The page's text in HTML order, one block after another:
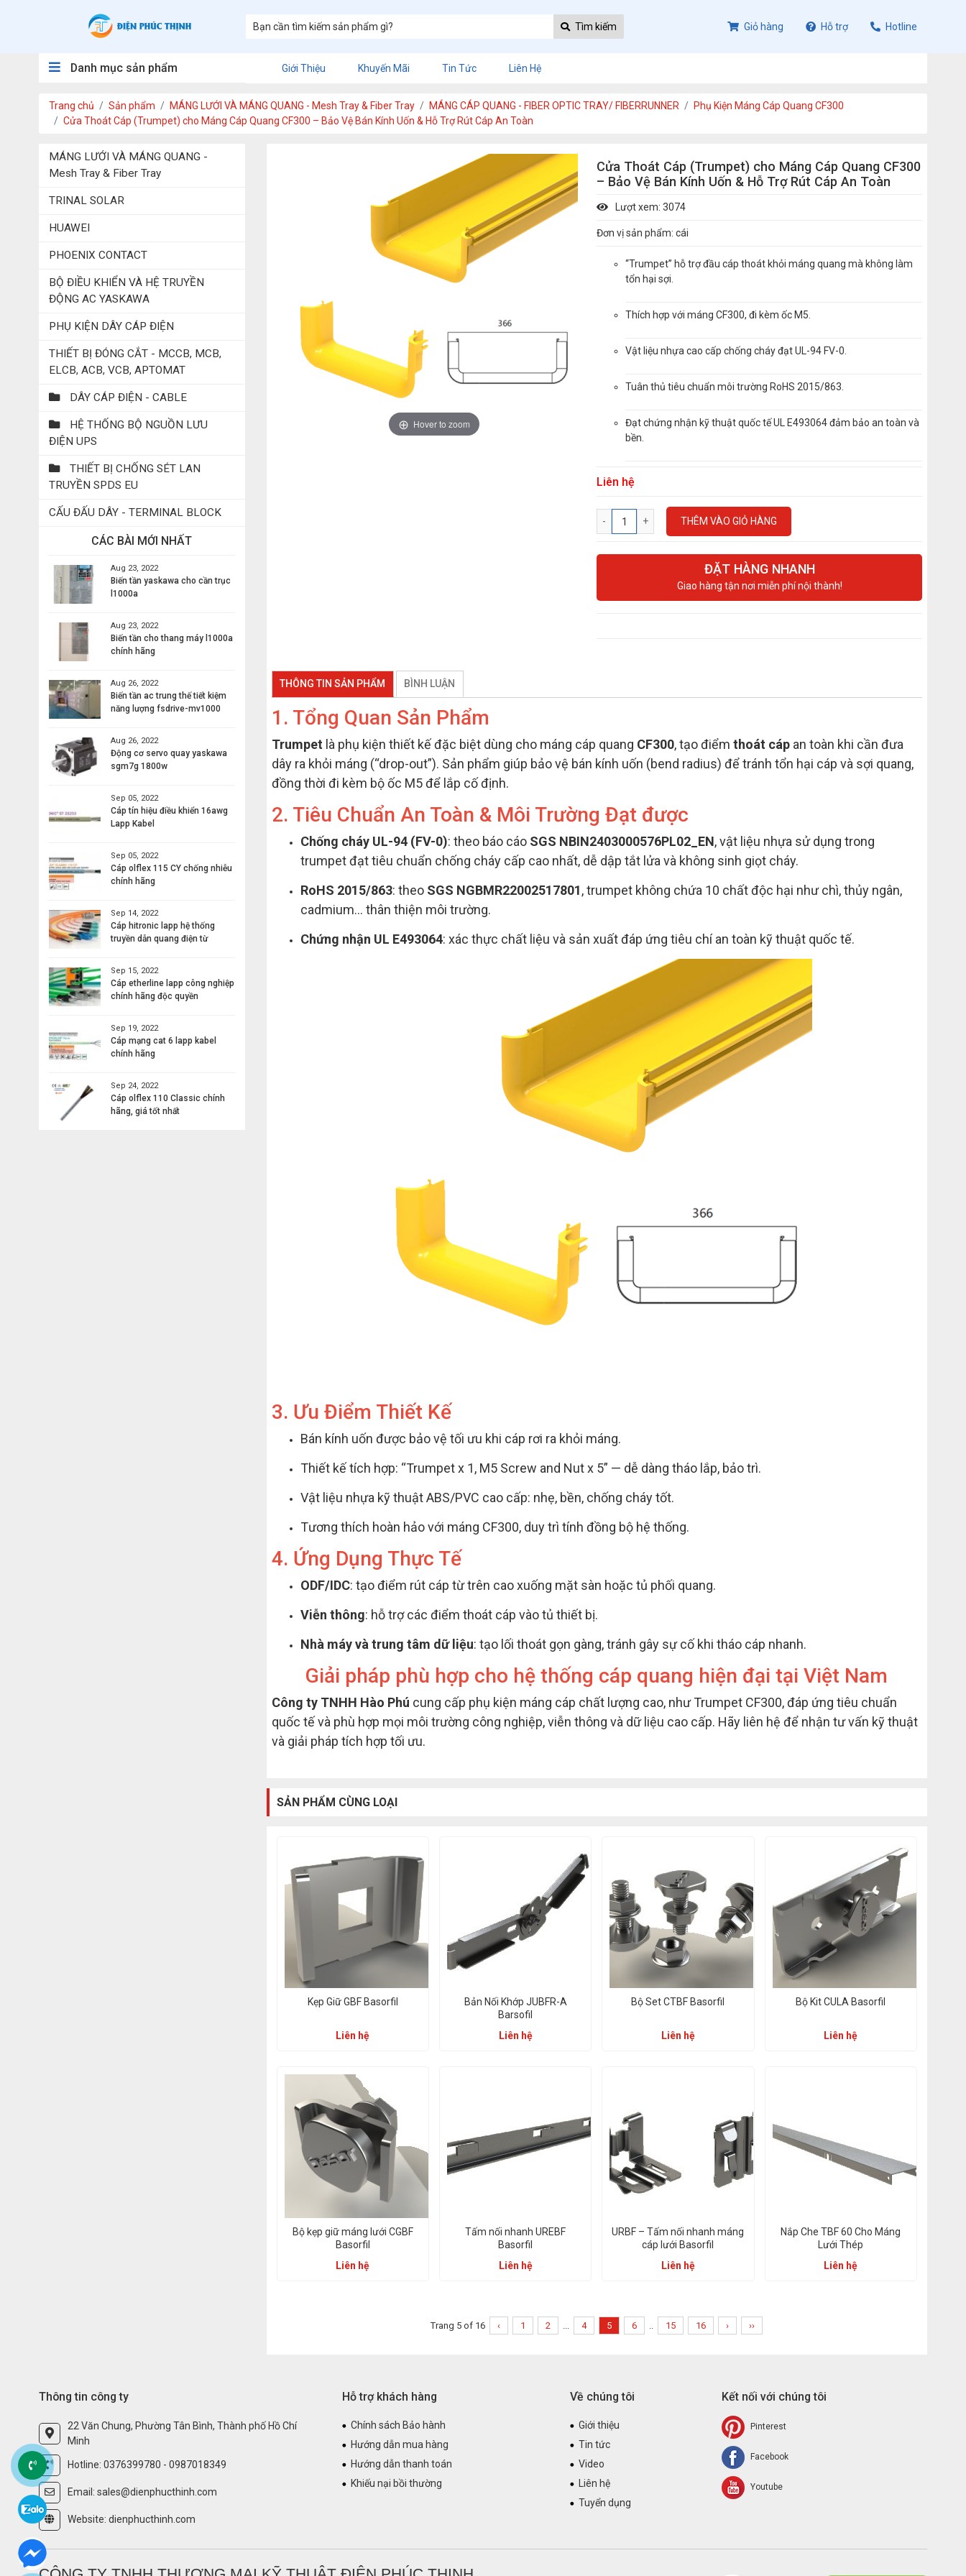
Tìm kiếm Giỏ hàng Hỗ trợ Hotline
Danh mục sản phẩm Giới Thiệu Khuyến Mãi Tin Tức Liên Hệ
Trang chủ Sản phẩm MÁNG LƯỚI VÀ MÁNG QUANG - Mesh Tray & Fiber Tray MÁNG CÁP QUANG - FIBER OPTIC TRAY/ FIBERRUNNER
Phụ Kiện Máng Cáp Quang CF300
Cửa Thoát Cáp (Trumpet) cho Máng Cáp Quang CF300 – Bảo Vệ Bán Kính Uốn & Hỗ Trợ Rút Cáp An Toàn
MÁNG LƯỚI VÀ MÁNG QUANG -
Mesh Tray & Fiber Tray
TRINAL SOLAR
HUAWEI
PHOENIX CONTACT
BỘ ĐIỀU KHIỂN VÀ HỆ TRUYỀN
ĐỘNG AC YASKAWA
PHỤ KIỆN DÂY CÁP ĐIỆN
THIẾT BỊ ĐÓNG CẮT - MCCB, MCB,
ELCB, ACB, VCB, APTOMAT
DÂY CÁP ĐIỆN - CABLE
HỆ THỐNG BỘ NGUỒN LƯU
ĐIỆN UPS
THIẾT BỊ CHỐNG SÉT LAN
TRUYỀN SPDS EU
CẤU ĐẤU DÂY - TERMINAL BLOCK
CÁC BÀI MỚI NHẤT
Aug 23, 2022
Biến tần yaskawa cho cần trục
l1000a
Aug 23, 2022
Biến tần cho thang máy l1000a
chính hãng
Aug 26, 2022
Biến tần ac trung thế tiết kiệm
năng lượng fsdrive-mv1000
Aug 26, 2022
Động cơ servo quay yaskawa
sgm7g 1800w
Sep 05, 2022
Cáp tín hiệu điều khiển 16awg
Lapp Kabel
Sep 05, 2022
Cáp olflex 115 CY chống nhiễu
chính hãng
Sep 14, 2022
Cáp hitronic lapp hệ thống
truyền dẫn quang điện từ
Sep 15, 2022
Cáp etherline lapp công nghiệp
chính hãng độc quyền
Sep 19, 2022
Cáp mạng cat 6 lapp kabel
chính hãng
Sep 24, 2022
Cáp olflex 110 Classic chính
hãng, giá tốt nhất
Hover to zoom
Cửa Thoát Cáp (Trumpet) cho Máng Cáp Quang CF300
– Bảo Vệ Bán Kính Uốn & Hỗ Trợ Rút Cáp An Toàn
Lượt xem: 3074
Đơn vị sản phẩm: cái
“Trumpet” hỗ trợ đầu cáp thoát khỏi máng quang mà không làm
tổn hại sợi.
Thích hợp với máng CF300, đi kèm ốc M5.
Vật liệu nhựa cao cấp chống cháy đạt UL-94 FV-0.
Tuân thủ tiêu chuẩn môi trường RoHS 2015/863.
Đạt chứng nhận kỹ thuật quốc tế UL E493064 đảm bảo an toàn và
bền.
Liên hệ
THÊM VÀO GIỎ HÀNG
ĐẶT HÀNG NHANH
Giao hàng tận nơi miễn phí nội thành!
THÔNG TIN SẢN PHẨM BÌNH LUẬN
1. Tổng Quan Sản Phẩm
Trumpet là phụ kiện thiết kế đặc biệt dùng cho máng cáp quang CF300, tạo điểm thoát cápan toàn khi cần đưa
dây ra khỏi máng (“drop-out”). Sản phẩm giúp bảo vệ bán kính uốn (bend radius) để tránh tổn hại cáp và sợi quang,
đồng thời đi kèm bộ ốc M5 để lắp cố định.
2. Tiêu Chuẩn An Toàn & Môi Trường Đạt được
Chống cháy UL-94 (FV-0): theo báo cáo SGS NBIN2403000576PL02_EN, vật liệu nhựa sử dụng trong
trumpet đạt tiêu chuẩn chống cháy cấp cao nhất, dễ dập tắt lửa và không sinh giọt cháy.
RoHS 2015/863: theo SGS NGBMR22002517801, trumpet không chứa 10 chất độc hại như chì, thủy ngân,
cadmium… thân thiện môi trường.
Chứng nhận UL E493064: xác thực chất liệu và sản xuất đáp ứng tiêu chí an toàn kỹ thuật quốc tế.
3. Ưu Điểm Thiết Kế
Bán kính uốn được bảo vệ tối ưu khi cáp rơi ra khỏi máng.
Thiết kế tích hợp: “Trumpet x 1, M5 Screw and Nut x 5” — dễ dàng tháo lắp, bảo trì.
Vật liệu nhựa kỹ thuật ABS/PVC cao cấp: nhẹ, bền, chống cháy tốt.
Tương thích hoàn hảo với máng CF300, duy trì tính đồng bộ hệ thống.
4. Ứng Dụng Thực Tế
ODF/IDC: tạo điểm rút cáp từ trên cao xuống mặt sàn hoặc tủ phối quang.
Viễn thông: hỗ trợ các điểm thoát cáp vào tủ thiết bị.
Nhà máy và trung tâm dữ liệu: tạo lối thoát gọn gàng, tránh gây sự cố khi tháo cáp nhanh.
Giải pháp phù hợp cho hệ thống cáp quang hiện đại tại Việt Nam
Công ty TNHH Hào Phú cung cấp phụ kiện máng cáp chất lượng cao, như Trumpet CF300, đáp ứng tiêu chuẩn
quốc tế và phù hợp mọi môi trường công nghiệp, viễn thông và dữ liệu cao cấp. Hãy liên hệ để nhận tư vấn kỹ thuật
và giải pháp tích hợp tối ưu.
SẢN PHẨM CÙNG LOẠI
Kẹp Giữ GBF Basorfil
Liên hệ
Bản Nối Khớp JUBFR-A
Barsofil
Liên hệ
Bộ Set CTBF Basorfil
Liên hệ
Bộ Kit CULA Basorfil
Liên hệ
Bộ kẹp giữ máng lưới CGBF
Basorfil
Liên hệ
Tấm nối nhanh UREBF
Basorfil
Liên hệ
URBF – Tấm nối nhanh máng
cáp lưới Basorfil
Liên hệ
Nắp Che TBF 60 Cho Máng
Lưới Thép
Liên hệ
Trang 5 of 16 ‹ 1 2 ... 4 5 6 .. 15 16 › ››
Thông tin công ty
22 Văn Chung, Phường Tân Bình, Thành phố Hồ Chí
Minh
Hotline: 0376399780 - 0987018349
Email: sales@dienphucthinh.com
Website: dienphucthinh.com
Hỗ trợ khách hàng
Chính sách Bảo hành
Hướng dẫn mua hàng
Hướng dẫn thanh toán
Khiếu nại bồi thường
Về chúng tôi
Giới thiệu
Tin tức
Video
Liên hệ
Tuyển dụng
Kết nối với chúng tôi
Pinterest
Facebook
Youtube